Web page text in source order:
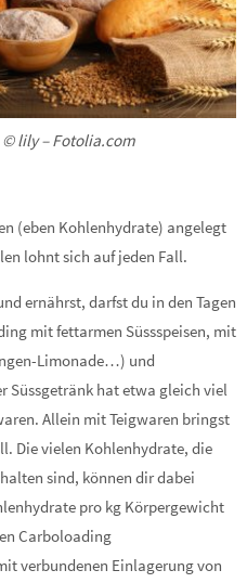
© lily – Fotolia.com
(eben Kohlenhydrate) angelegt
lohnt sich auf jeden Fall.
ernährst, darfst du in den Tagen
mit fettarmen Süssspeisen, mit
Limonade…) und
Süssgetränk hat etwa gleich viel
Allein mit Teigwaren bringst
Die vielen Kohlenhydrate, die
sind, können dir dabei
pro kg Körpergewicht
Carboloading
verbundenen Einlagerung von